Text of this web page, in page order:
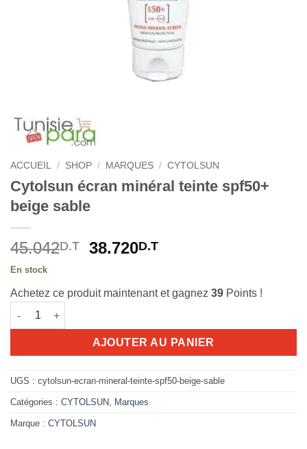
ACCUEIL / SHOP / MARQUES / CYTOLSUN
Cytolsun écran minéral teinte spf50+
beige sable
45.042D.T
Le
était :
38.720D.TLe
est :
En stock
Achetez ce produit maintenant et gagnez 39 Points !
quantité de Cytolsun écran minéral teinte spf50+ beige sable
AJOUTER AU PANIER
UGS : cytolsun-ecran-mineral-teinte-spf50-beige-sable
Catégories : CYTOLSUN Marques
Marque : CYTOLSUN